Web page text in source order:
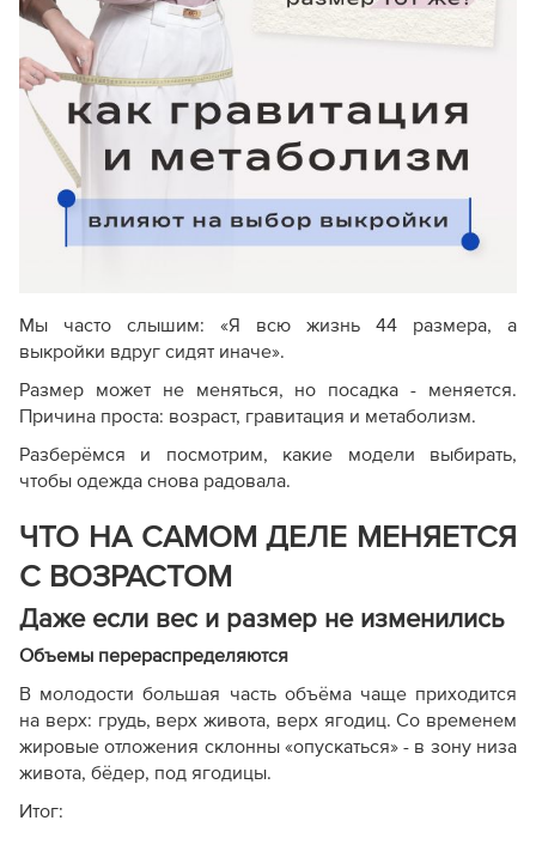
Мы часто слышим: «Я всю жизнь 44 размера, а
выкройки вдруг сидят иначе».
Размер может не меняться, но посадка - меняется.
Причина проста: возраст, гравитация и метаболизм.
Разберёмся и посмотрим, какие модели выбирать,
чтобы одежда снова радовала.
ЧТО НА САМОМ ДЕЛЕ МЕНЯЕТСЯ
С ВОЗРАСТОМ
Даже если вес и размер не изменились
Объемы перераспределяются
В молодости большая часть объёма чаще приходится
на верх: грудь, верх живота, верх ягодиц. Со временем
жировые отложения склонны «опускаться» - в зону низа
живота, бёдер, под ягодицы.
Итог: